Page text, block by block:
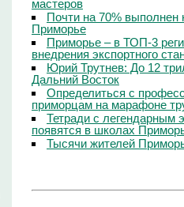
мастеров
Почти на 70%
Приморье
Приморье – в ТОП-3
внедрения экспортного
Юрий Трутнев: До 12
Дальний Восток
Определиться с
приморцам на марафоне
Тетради с легендарным
появятся в школах
Тысячи жителей